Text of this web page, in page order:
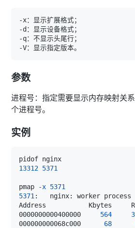
参数
进程号：指定需要显示内存映射关
个进程号。
实例
13312 5371
pmap -x 5371
5371
0000000000400000 564
000000000068c000 68